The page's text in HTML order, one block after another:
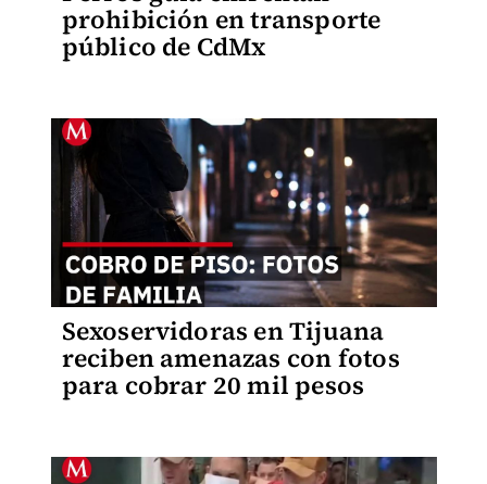
prohibición en transporte
público de CdMx
Sexoservidoras en Tijuana
reciben amenazas con fotos
para cobrar 20 mil pesos